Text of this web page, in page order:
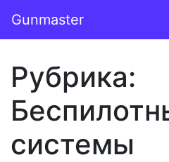
Основная
Gunmaster
Рубрика:
системы